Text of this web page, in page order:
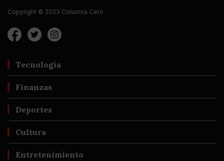
Copyright © 2023 Columna Cero
Tecnología
Finanzas
Deportes
Cultura
Entretenimiento